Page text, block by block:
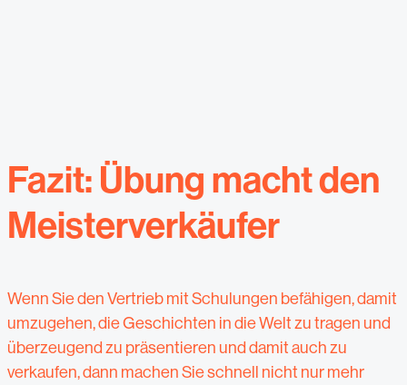
Fazit: Übung macht den
Meisterverkäufer
Wenn Sie den Vertrieb mit Schulungen befähigen, damit
umzugehen, die Geschichten in die Welt zu tragen und
überzeugend zu präsentieren und damit auch zu
verkaufen, dann machen Sie schnell nicht nur mehr